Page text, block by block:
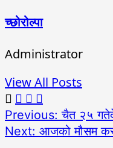
च्छोरोल्पा
Administrator
View All Posts
Post
navigation
Previous:चैत २५
Next: आजको मौसम